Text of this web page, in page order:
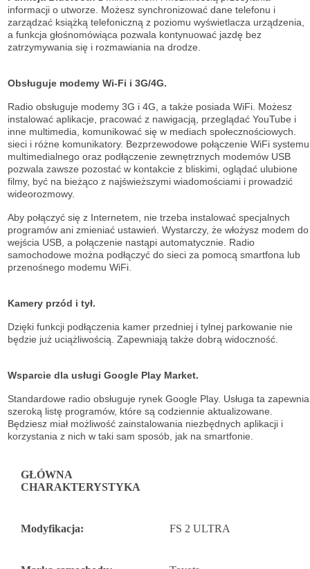
informacji o utworze. Możesz synchronizować dane telefonu i
zarządzać książką telefoniczną z poziomu wyświetlacza urządzenia,
a funkcja głośnomówiąca pozwala kontynuować jazdę bez
zatrzymywania się i rozmawiania na drodze.
Obsługuje modemy Wi-Fi i 3G/4G.
Radio obsługuje modemy 3G i 4G, a także posiada WiFi. Możesz
instalować aplikacje, pracować z nawigacją, przeglądać YouTube i
inne multimedia, komunikować się w mediach społecznościowych.
sieci i różne komunikatory. Bezprzewodowe połączenie WiFi systemu
multimedialnego oraz podłączenie zewnętrznych modemów USB
pozwala zawsze pozostać w kontakcie z bliskimi, oglądać ulubione
filmy, być na bieżąco z najświeższymi wiadomościami i prowadzić
wideorozmowy.
Aby połączyć się z Internetem, nie trzeba instalować specjalnych
programów ani zmieniać ustawień. Wystarczy, że włożysz modem do
wejścia USB, a połączenie nastąpi automatycznie. Radio
samochodowe można podłączyć do sieci za pomocą smartfona lub
przenośnego modemu WiFi.
Kamery przód i tył.
Dzięki funkcji podłączenia kamer przedniej i tylnej parkowanie nie
będzie już uciążliwością. Zapewniają także dobrą widoczność.
Wsparcie dla usługi Google Play Market.
Standardowe radio obsługuje rynek Google Play. Usługa ta zapewnia
szeroką listę programów, które są codziennie aktualizowane.
Będziesz miał możliwość zainstalowania niezbędnych aplikacji i
korzystania z nich w taki sam sposób, jak na smartfonie.
GŁÓWNA
CHARAKTERYSTYKA
Modyfikacja: FS 2 ULTRA